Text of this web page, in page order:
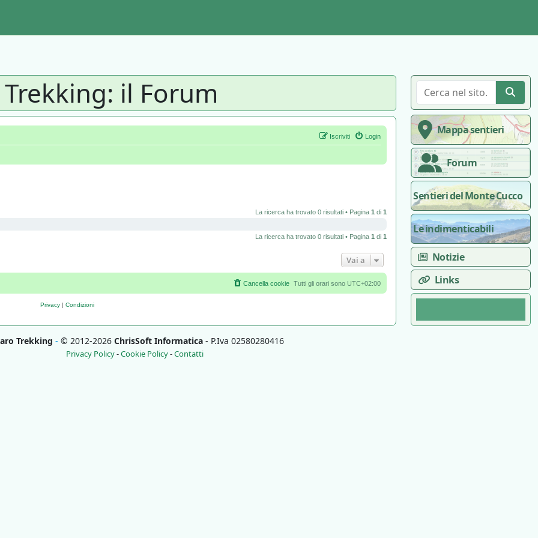
il Forum
Login
Iscriviti
La ricerca ha trovato 0 risultati • Pagina 1 di 1
La ricerca ha trovato 0 risultati • Pagina 1 di 1
Vai a
Tutti gli orari sono UTC+02:00
Cancella cookie
Privacy | Condizioni
Mappa sentieri
Forum
Sentieri del Monte Cucco
Le indimenticabili
Notizie
Links
Trekking - © 2012-2026 ChrisSoft Informatica- P.Iva 02580280416
Privacy Policy-Cookie Policy-Contatti